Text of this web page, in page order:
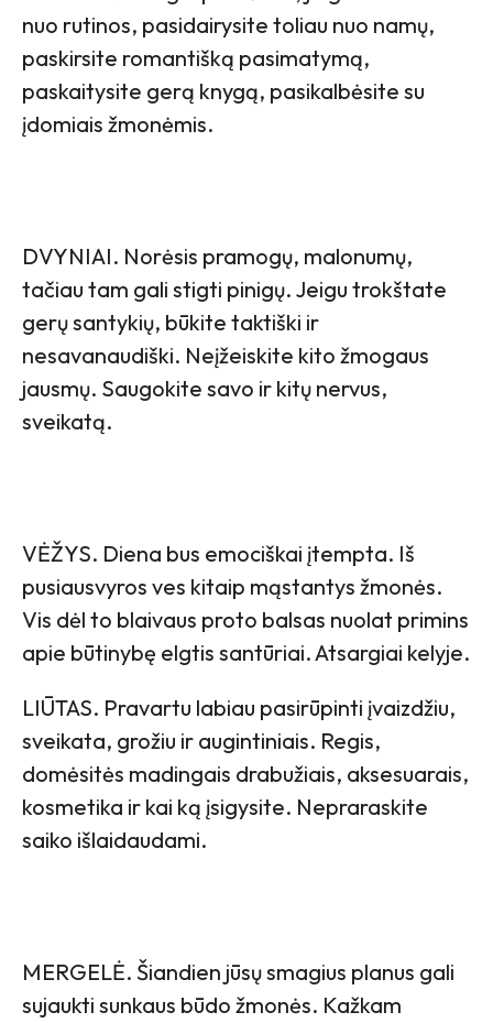
nuo rutinos, pasidairysite toliau nuo namų,
paskirsite romantišką pasimatymą,
paskaitysite gerą knygą, pasikalbėsite su
įdomiais žmonėmis.
DVYNIAI. Norėsis pramogų, malonumų,
tačiau tam gali stigti pinigų. Jeigu trokštate
gerų santykių, būkite taktiški ir
nesavanaudiški. Neįžeiskite kito žmogaus
jausmų. Saugokite savo ir kitų nervus,
sveikatą.
VĖŽYS. Diena bus emociškai įtempta. Iš
pusiausvyros ves kitaip mąstantys žmonės.
Vis dėl to blaivaus proto balsas nuolat primins
apie būtinybę elgtis santūriai. Atsargiai kelyje.
LIŪTAS. Pravartu labiau pasirūpinti įvaizdžiu,
sveikata, grožiu ir augintiniais. Regis,
domėsitės madingais drabužiais, aksesuarais,
kosmetika ir kai ką įsigysite. Nepraraskite
saiko išlaidaudami.
MERGELĖ. Šiandien jūsų smagius planus gali
sujaukti sunkaus būdo žmonės. Kažkam